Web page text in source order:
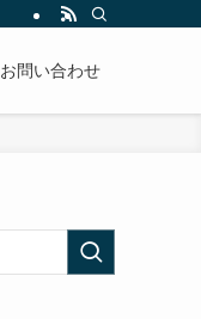
お問い合わせ